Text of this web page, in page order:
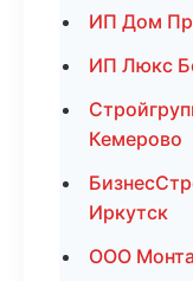
ИП Дом
ИП Люкс
Кемерово
Иркутск
ООО